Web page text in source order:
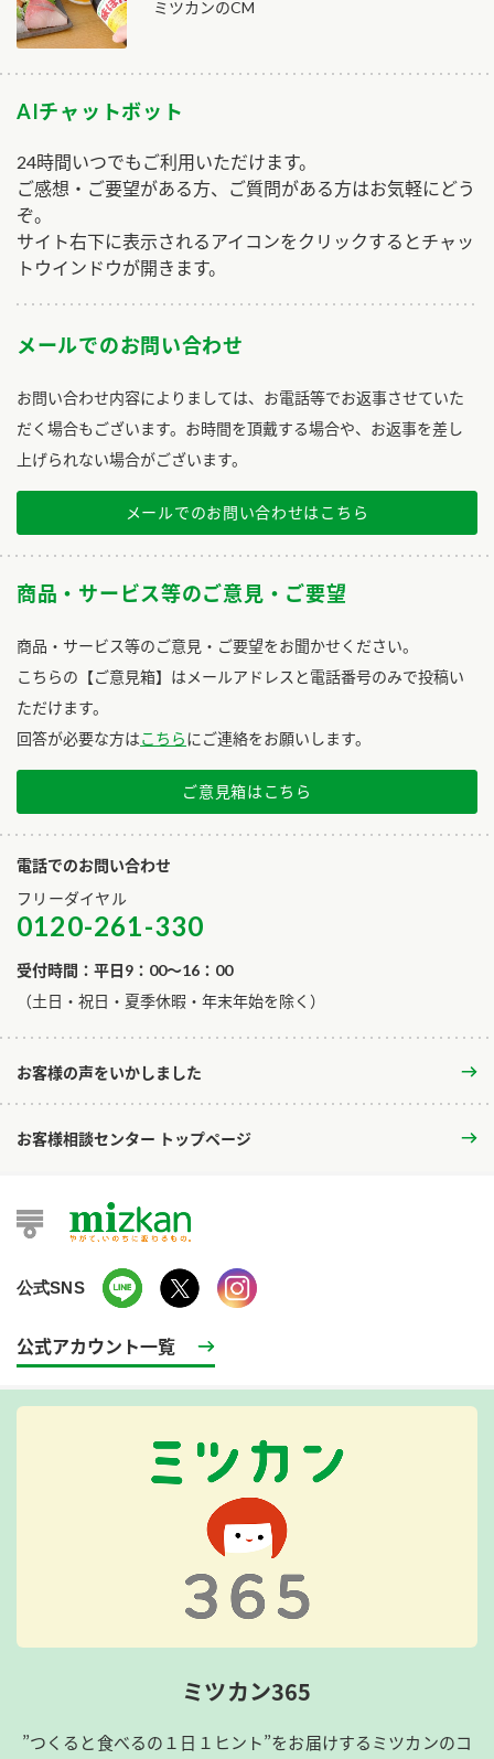
ミツカンのCM
AIチャットボット
24時間いつでもご利用いただけます。
ご感想・ご要望がある方、ご質問がある方はお気軽にどう
ぞ。
サイト右下に表示されるアイコンをクリックするとチャッ
トウインドウが開きます。
メールでのお問い合わせ
お問い合わせ内容によりましては、お電話等でお返事させていた
だく場合もございます。お時間を頂戴する場合や、お返事を差し
上げられない場合がございます。
メールでのお問い合わせはこちら
商品・サービス等のご意見・ご要望
商品・サービス等のご意見・ご要望をお聞かせください。
こちらの【ご意見箱】はメールアドレスと電話番号のみで投稿い
ただけます。
回答が必要な方はこちらにご連絡をお願いします。
ご意見箱はこちら
電話でのお問い合わせ
フリーダイヤル
0120-261-330
受付時間：平日9：00～16：00
​（土日・祝日・夏季休暇・年末年始を除く）
お客様の声をいかしました
お客様相談センター トップページ
公式SNS
公式アカウント一覧
ミツカン365
”つくると食べるの１日１ヒント”をお届けするミツカンのコ